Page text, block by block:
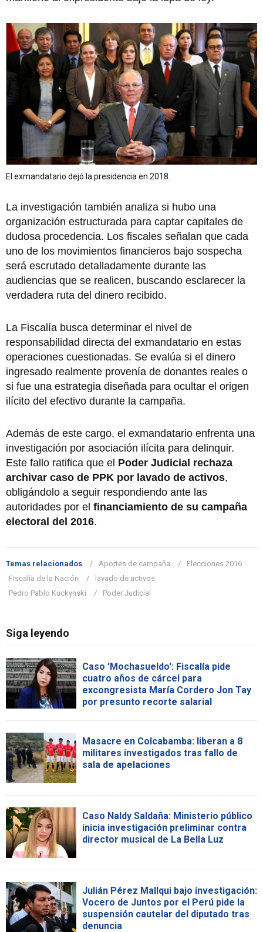
El exmandatario dejó la presidencia en 2018.
La investigación también analiza si hubo una
organización estructurada para captar capitales de
dudosa procedencia. Los fiscales señalan que cada
uno de los movimientos financieros bajo sospecha
será escrutado detalladamente durante las
audiencias que se realicen, buscando esclarecer la
verdadera ruta del dinero recibido.
La Fiscalía busca determinar el nivel de
responsabilidad directa del exmandatario en estas
operaciones cuestionadas. Se evalúa si el dinero
ingresado realmente provenía de donantes reales o
si fue una estrategia diseñada para ocultar el origen
ilícito del efectivo durante la campaña.
Además de este cargo, el exmandatario enfrenta una
investigación por asociación ilícita para delinquir.
Este fallo ratifica que el Poder Judicial rechaza
archivar caso de PPK por lavado de activos,
obligándolo a seguir respondiendo ante las
autoridades por el financiamiento de su campaña
electoral del 2016.
Temas relacionados Aportes de campaña
Elecciones 2016
Fiscalía de la Nación
lavado de activos
Pedro Pablo Kuckynski
Poder Judicial
Siga leyendo
Caso 'Mochasueldo': Fiscalía pide
cuatro años de cárcel para
excongresista María Cordero Jon Tay
por presunto recorte salarial
Masacre en Colcabamba: liberan a 8
militares investigados tras fallo de
sala de apelaciones
Caso Naldy Saldaña: Ministerio público
inicia investigación preliminar contra
director musical de La Bella Luz
Julián Pérez Mallqui bajo investigación:
Vocero de Juntos por el Perú pide la
suspensión cautelar del diputado tras
denuncia